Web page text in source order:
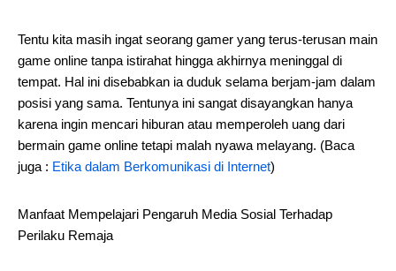
Tentu kita masih ingat seorang gamer yang terus-terusan main
game online tanpa istirahat hingga akhirnya meninggal di
tempat. Hal ini disebabkan ia duduk selama berjam-jam dalam
posisi yang sama. Tentunya ini sangat disayangkan hanya
karena ingin mencari hiburan atau memperoleh uang dari
bermain game online tetapi malah nyawa melayang. (Baca
juga : Etika dalam Berkomunikasi di Internet)
Manfaat Mempelajari Pengaruh Media Sosial Terhadap
Perilaku Remaja